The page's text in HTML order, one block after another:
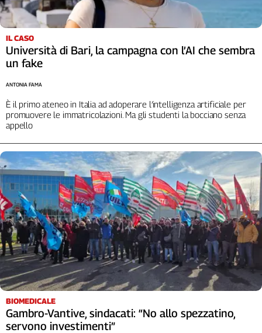
IL CASO
Università di Bari, la campagna con l’AI che sembra
un fake
È il primo ateneo in Italia ad adoperare l’intelligenza artificiale per
promuovere le immatricolazioni. Ma gli studenti la bocciano senza
appello
ANTONIA FAMA
BIOMEDICALE
Gambro-Vantive, sindacati: “No allo spezzatino,
servono investimenti”